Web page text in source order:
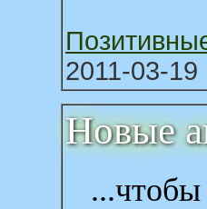
2011-03-19
Новые
...чтобы